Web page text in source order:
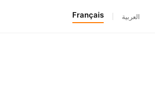
Français العربية